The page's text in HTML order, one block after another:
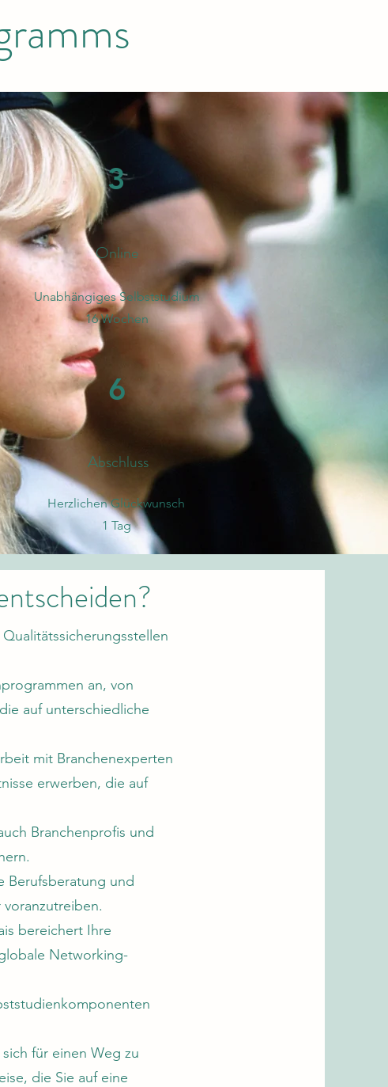
3
Online
Unabhängiges Selbststudium
16 Wochen
6
Abschluss
​Herzlichen Glückwunsch
1 Tag
an, von
auf unterschiedliche
mit Branchenexperten
erwerben, die auf
Branchenprofis und
Berufsberatung und
bereichert Ihre
Networking-
für einen Weg zu
die Sie auf eine